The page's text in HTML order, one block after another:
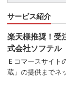
サービス紹介
楽天様推奨！受
式会社ソフテル
Ｅコマースサイト
蔵」の提供までネ